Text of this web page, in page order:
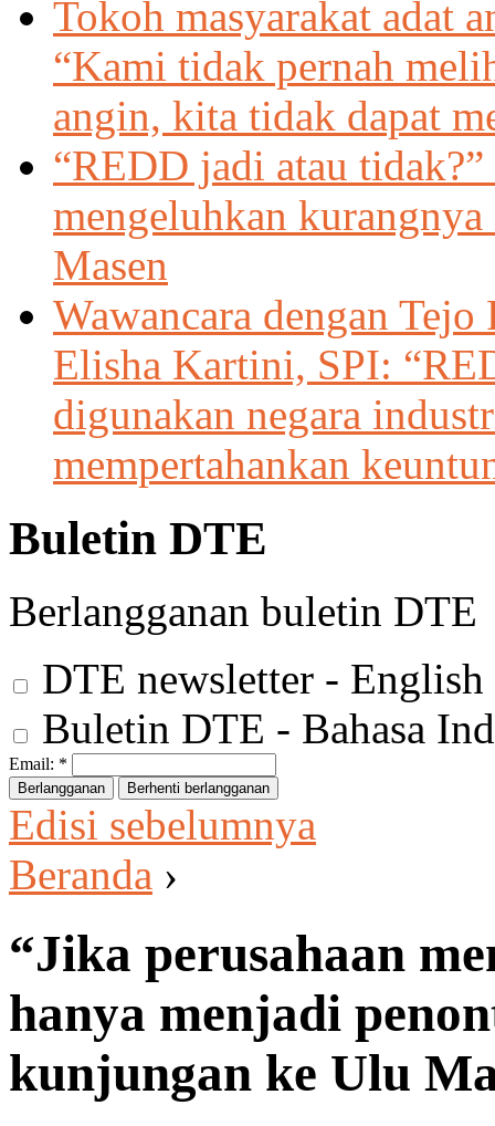
Tokoh masyarakat adat
“Kami tidak pernah
angin, kita tidak dapat
“REDD jadi atau
mengeluhkan
Masen
Wawancara dengan
Elisha Kartini, SPI:
digunakan negara
mempertahankan
Buletin DTE
Berlangganan buletin DTE
DTE newsletter - English
Buletin DTE - Bahasa
Email: *
Edisi sebelumnya
Beranda ›
“Jika perusahaan
hanya menjadi
kunjungan ke Ulu